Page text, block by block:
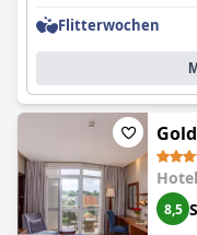
Luxus suchen.
Flitterwochen
8,5